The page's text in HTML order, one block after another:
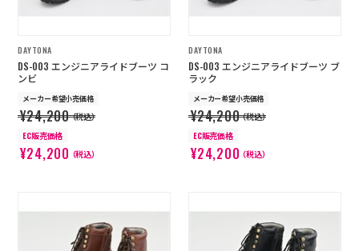
DAYTONA
DS-003 エンジニアライドブーツ コ
ンビ
メーカー希望小売価格
¥24,200（税込）
EC販売価格
¥24,200（税込）
DAYTONA
DS-003 エンジニアライドブーツ ブ
ラック
メーカー希望小売価格
¥24,200（税込）
EC販売価格
¥24,200（税込）